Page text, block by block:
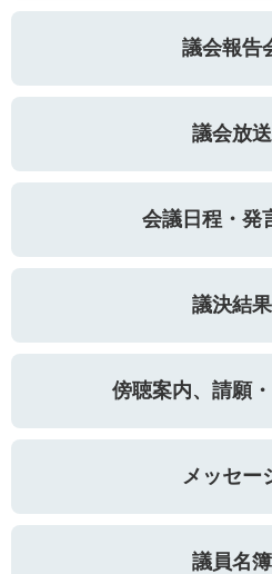
議会報告
議会放送
会議日程・発
議決結果
傍聴案内、請願
メッセー
議員名簿